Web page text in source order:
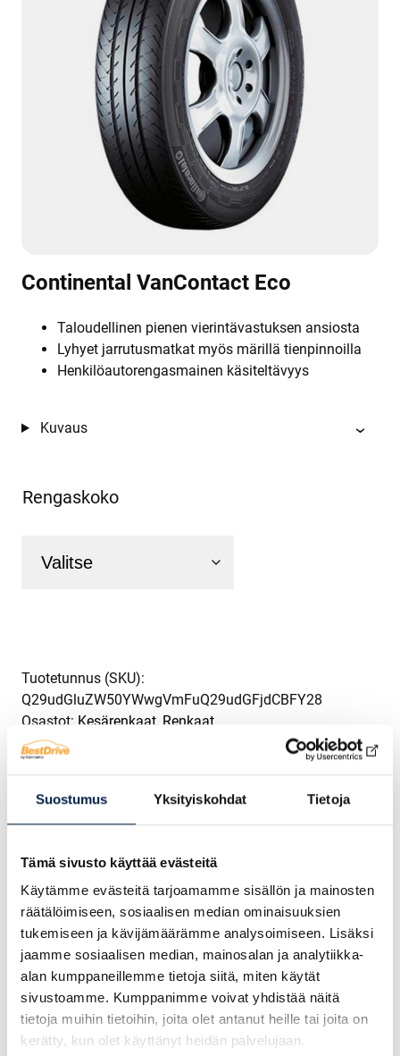
Suostumus Yksityiskohdat Tietoja
Tämä sivusto käyttää evästeitä
Käytämme evästeitä tarjoamamme sisällön ja mainosten
räätälöimiseen, sosiaalisen median ominaisuuksien
tukemiseen ja kävijämäärämme analysoimiseen. Lisäksi
jaamme sosiaalisen median, mainosalan ja analytiikka-
alan kumppaneillemme tietoja siitä, miten käytät
sivustoamme. Kumppanimme voivat yhdistää näitä
tietoja muihin tietoihin, joita olet antanut heille tai joita on
kerätty, kun olet käyttänyt heidän palvelujaan.
Continental VanContact Eco
Taloudellinen pienen vierintävastuksen ansiosta
Lyhyet jarrutusmatkat myös märillä tienpinnoilla
Henkilöautorengasmainen käsiteltävyys
Kuvaus
Rengaskoko
Tuotetunnus (SKU):
Q29udGluZW50YWwgVmFuQ29udGFjdCBFY28
Osastot: Kesärenkaat, Renkaat